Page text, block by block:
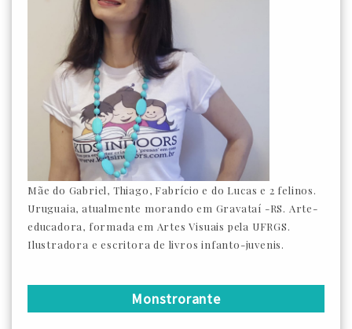
Mãe do Gabriel, Thiago, Fabrício e do Lucas e 2 felinos.
Uruguaia, atualmente morando em Gravataí -RS. Arte-
educadora, formada em Artes Visuais pela UFRGS.
Ilustradora e escritora de livros infanto-juvenis.
Monstrorante